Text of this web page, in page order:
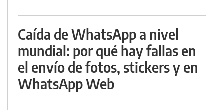
Caída de WhatsApp a nivel
mundial: por qué hay fallas en
el envío de fotos, stickers y en
WhatsApp Web